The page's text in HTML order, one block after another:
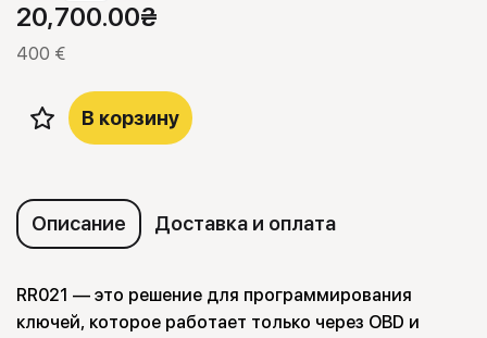
20,700.00₴
400 €
В корзину
Описание Доставка и оплата
RR021 — это решение для программирования
ключей, которое работает только через OBD и